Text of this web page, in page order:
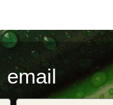
email